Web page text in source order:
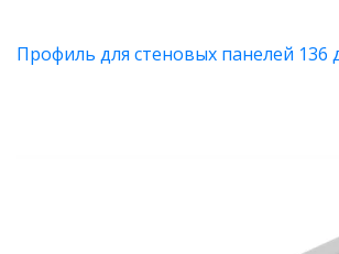
Профиль для стеновых панелей 136